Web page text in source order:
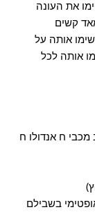
קשים
ל 7 ניצחונות שישימו אותה על
שלא תעבור את ה 6 שישימו אותה לכל
ח אנדולו ח
זה אופטימי בשבילם